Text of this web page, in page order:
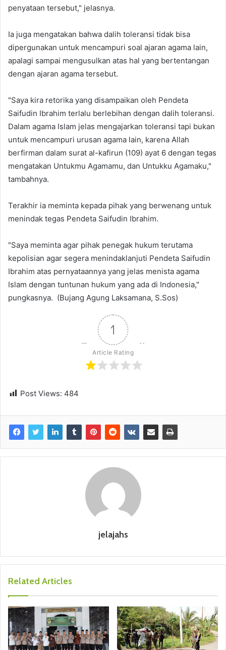
penyataan tersebut," jelasnya.
Ia juga mengatakan bahwa dalih toleransi tidak bisa
dipergunakan untuk mencampuri soal ajaran agama lain,
apalagi sampai mengusulkan atas hal yang bertentangan
dengan ajaran agama tersebut.
"Saya kira retorika yang disampaikan oleh Pendeta
Saifudin Ibrahim terlalu berlebihan dengan dalih toleransi.
Dalam agama Islam jelas mengajarkan toleransi tapi bukan
untuk mencampuri urusan agama lain, karena Allah
berfirman dalam surat al-kafirun (109) ayat 6 dengan tegas
mengatakan Untukmu Agamamu, dan Untukku Agamaku,"
tambahnya.
Terakhir ia meminta kepada pihak yang berwenang untuk
menindak tegas Pendeta Saifudin Ibrahim.
"Saya meminta agar pihak penegak hukum terutama
kepolisian agar segera menindaklanjuti Pendeta Saifudin
Ibrahim atas pernyataannya yang jelas menista agama
Islam dengan tuntunan hukum yang ada di Indonesia,"
pungkasnya. (Bujang Agung Laksamana, S.Sos)
1
Article Rating
Post Views: 484
jelajahs
Related Articles